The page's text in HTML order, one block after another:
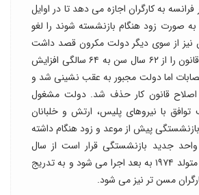
به کارگران اجازه می دهد تا در اوایل
خود به صورت زود هنگام بازنشسته شوند را لغو
نیز از سوی دیگر دولت مکرون قصد داشت
سن بازنشستگی در قانون را از ۶۲ سال سن به ۶۴ سالگی افزایش
اما دولت مجبور به عقب نشینی شد و
اصلاح قانون کار حذف شد. دولت مشغول
با نیروهای پلیس، ارتش و خلبانان
بازنشستگی پیش از موعد و زود هنگام داشته
جدید بازنشستگی قرار است از سال
۲۰۲۲ و برای کارگران متولد ۱۹۷۴ به بعد اجرا می شود و به تدریج